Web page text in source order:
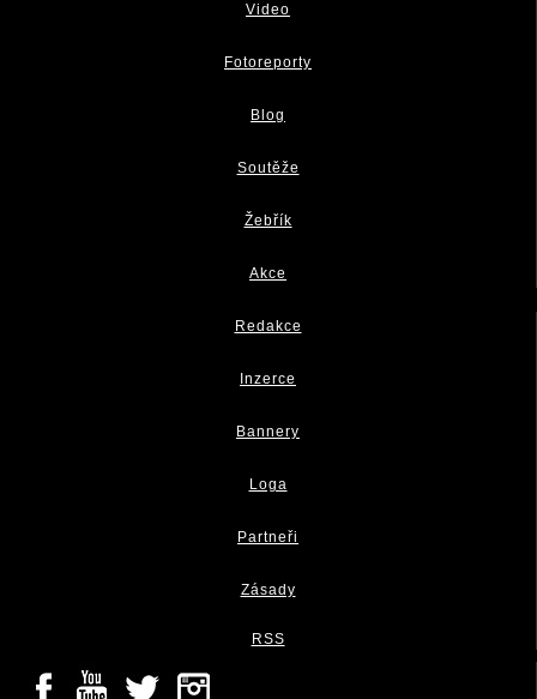
Video
Fotoreporty
Blog
Soutěže
Žebřík
Akce
Redakce
Inzerce
Bannery
Loga
Partneři
Zásady
RSS